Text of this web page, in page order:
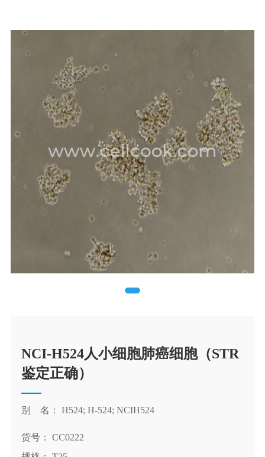
NCI-H524人小细胞肺癌细胞（STR
鉴定正确）
别 名： H524; H-524; NCIH524
货号： CC0222